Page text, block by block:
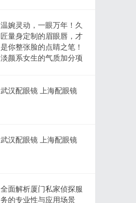
温婉灵动，一眼万年！久
匠量身定制的眉眼唇，才
是你整张脸的点睛之笔！
淡颜系女生的气质加分项
武汉配眼镜 上海配眼镜
武汉配眼镜 上海配眼镜
全面解析厦门私家侦探服
务的专业性与应用场景